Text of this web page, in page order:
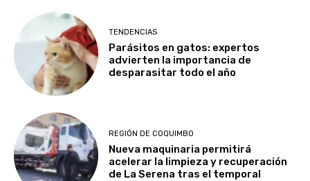
TENDENCIAS
Parásitos en gatos: expertos
advierten la importancia de
desparasitar todo el año
REGIÓN DE COQUIMBO
Nueva maquinaria permitirá
acelerar la limpieza y recuperación
de La Serena tras el temporal